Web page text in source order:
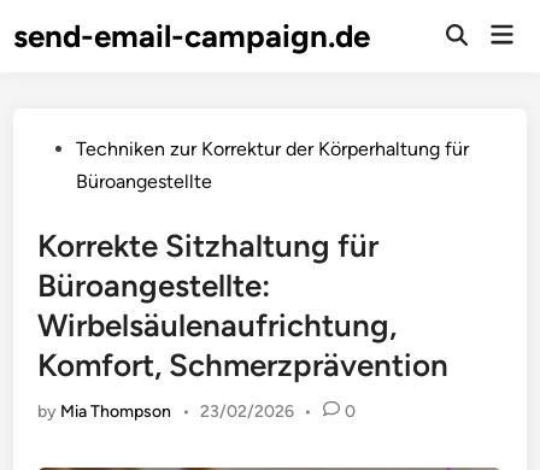
tosend-email-campaign.de
Open
PostedTechniken zur Korrektur der Körperhaltung für
Büroangestellte
Korrekte Sitzhaltung für
Büroangestellte:
Wirbelsäulenaufrichtung,
Komfort, Schmerzprävention
by Mia Thompson • 23/02/2026 • 0